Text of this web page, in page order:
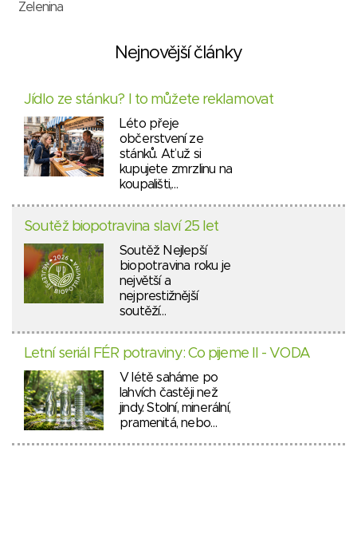
Zelenina
Nejnovější články
Jídlo ze stánku? I to můžete reklamovat
Léto přeje
občerstvení ze
stánků. Ať už si
kupujete zmrzlinu na
koupališti,…
Soutěž biopotravina slaví 25 let
Soutěž Nejlepší
biopotravina roku je
největší a
nejprestižnější
soutěží…
Letní seriál FÉR potraviny: Co pijeme II - VODA
V létě saháme po
lahvích častěji než
jindy. Stolní, minerální,
pramenitá, nebo…